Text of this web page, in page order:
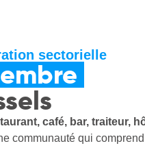
sectorielle
café, bar, traiteur,
communauté qui